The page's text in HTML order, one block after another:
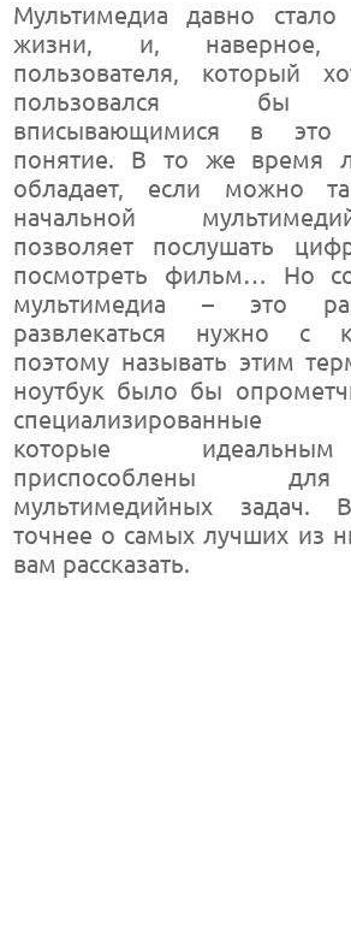
Мультимедиа давно
жизни, и, наверное,
пользователя, который
пользовался бы
вписывающимися в это
понятие. В то же время
обладает, если можно
начальной
позволяет послушать
посмотреть фильм… Но
мультимедиа – это
развлекаться нужно с
поэтому называть этим
ноутбук было бы
специализированные
которые
приспособлены
мультимедийных задач.
точнее о самых лучших из
вам рассказать.